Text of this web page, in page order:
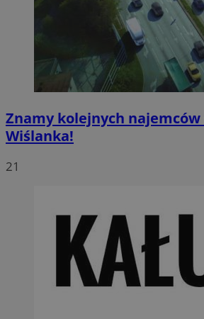
Znamy kolejnych najemców
Wiślanka!
21